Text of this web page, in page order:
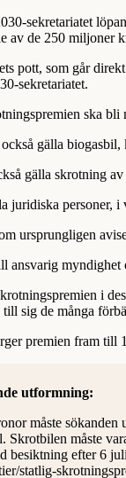
sekretariatet
av de 250
pott, som går
sekretariatet.
ska
gälla
gälla skrotning
juridiska personer, i
ursprungligen
ansvarig
i
sig de många
premien fram till
utformning:
måste
Skrotbilen måste
besiktning efter 6
statlig-